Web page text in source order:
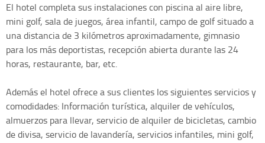
El hotel completa sus instalaciones con piscina al aire libre,
mini golf, sala de juegos, área infantil, campo de golf situado a
una distancia de 3 kilómetros aproximadamente, gimnasio
para los más deportistas, recepción abierta durante las 24
horas, restaurante, bar, etc.
Además el hotel ofrece a sus clientes los siguientes servicios y
comodidades: Información turística, alquiler de vehículos,
almuerzos para llevar, servicio de alquiler de bicicletas, cambio
de divisa, servicio de lavandería, servicios infantiles, mini golf,